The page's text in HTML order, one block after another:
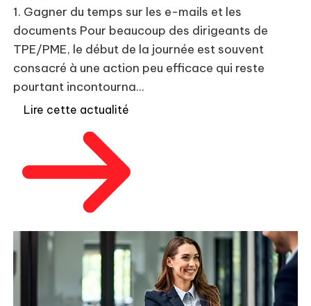
1. Gagner du temps sur les e-mails et les
documents Pour beaucoup des dirigeants de
TPE/PME, le début de la journée est souvent
consacré à une action peu efficace qui reste
pourtant incontourna...
Lire cette actualité